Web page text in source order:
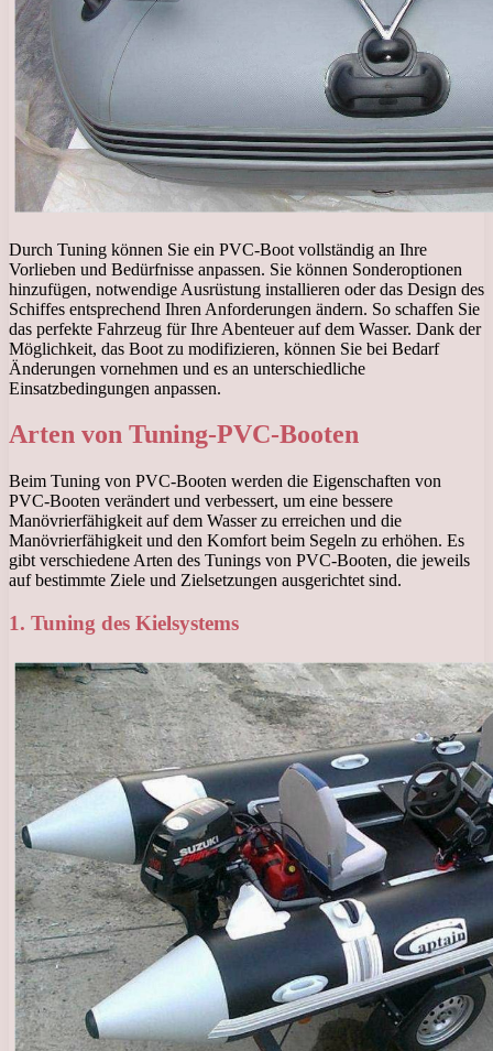
Durch Tuning können Sie ein PVC-Boot vollständig an Ihre
Vorlieben und Bedürfnisse anpassen. Sie können Sonderoptionen
hinzufügen, notwendige Ausrüstung installieren oder das Design des
Schiffes entsprechend Ihren Anforderungen ändern. So schaffen Sie
das perfekte Fahrzeug für Ihre Abenteuer auf dem Wasser. Dank der
Möglichkeit, das Boot zu modifizieren, können Sie bei Bedarf
Änderungen vornehmen und es an unterschiedliche
Einsatzbedingungen anpassen.
Arten von Tuning-PVC-Booten
Beim Tuning von PVC-Booten werden die Eigenschaften von
PVC-Booten verändert und verbessert, um eine bessere
Manövrierfähigkeit auf dem Wasser zu erreichen und die
Manövrierfähigkeit und den Komfort beim Segeln zu erhöhen. Es
gibt verschiedene Arten des Tunings von PVC-Booten, die jeweils
auf bestimmte Ziele und Zielsetzungen ausgerichtet sind.
1. Tuning des Kielsystems